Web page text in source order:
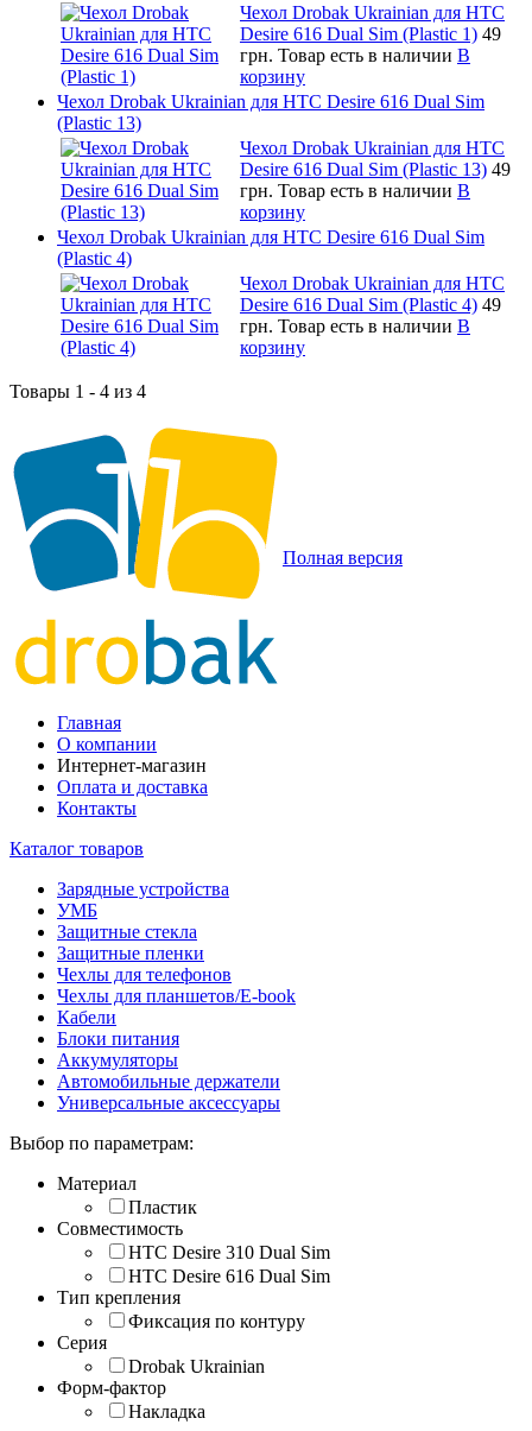
Чехол Drobak Ukrainian для HTC
Desire 616 Dual Sim (Plastic 1) 49
грн. Товар есть в наличии В
корзину
Чехол Drobak Ukrainian для HTC Desire 616 Dual Sim
(Plastic 13)
Чехол Drobak Ukrainian для HTC
Desire 616 Dual Sim (Plastic 13) 49
грн. Товар есть в наличии В
корзину
Чехол Drobak Ukrainian для HTC Desire 616 Dual Sim
(Plastic 4)
Чехол Drobak Ukrainian для HTC
Desire 616 Dual Sim (Plastic 4) 49
грн. Товар есть в наличии В
корзину
Товары 1 - 4 из 4
Полная версия
Главная
О компании
Интернет-магазин
Оплата и доставка
Контакты
Каталог товаров
Зарядные устройства
УМБ
Защитные стекла
Защитные пленки
Чехлы для телефонов
Чехлы для планшетов/E-book
Кабели
Блоки питания
Аккумуляторы
Автомобильные держатели
Универсальные аксессуары
Выбор по параметрам:
Материал
Пластик
Совместимость
HTC Desire 310 Dual Sim
HTC Desire 616 Dual Sim
Тип крепления
Фиксация по контуру
Серия
Drobak Ukrainian
Форм-фактор
Накладка